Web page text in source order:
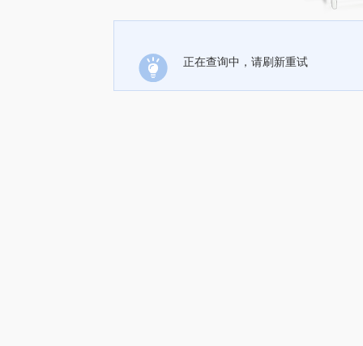
正在查询中，请刷新重试